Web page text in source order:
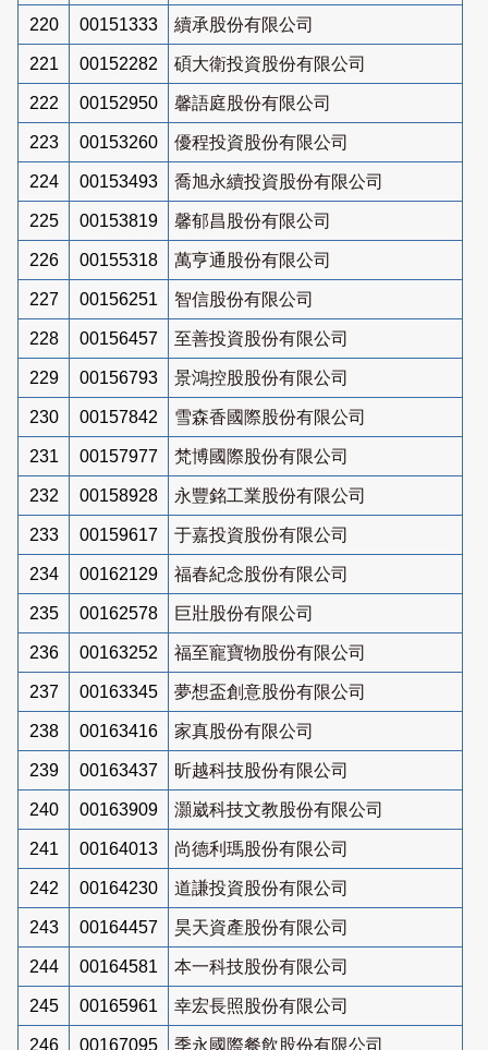
220 00151333 續承股份有限公司
221 00152282 碩大衛投資股份有限公司
222 00152950 馨語庭股份有限公司
223 00153260 優程投資股份有限公司
224 00153493 喬旭永續投資股份有限公司
225 00153819 馨郁昌股份有限公司
226 00155318 萬亨通股份有限公司
227 00156251 智信股份有限公司
228 00156457 至善投資股份有限公司
229 00156793 景鴻控股股份有限公司
230 00157842 雪森香國際股份有限公司
231 00157977 梵博國際股份有限公司
232 00158928 永豐銘工業股份有限公司
233 00159617 于嘉投資股份有限公司
234 00162129 福春紀念股份有限公司
235 00162578 巨壯股份有限公司
236 00163252 福至寵寶物股份有限公司
237 00163345 夢想盃創意股份有限公司
238 00163416 家真股份有限公司
239 00163437 昕越科技股份有限公司
240 00163909 灝崴科技文教股份有限公司
241 00164013 尚德利瑪股份有限公司
242 00164230 道謙投資股份有限公司
243 00164457 昊天資產股份有限公司
244 00164581 本一科技股份有限公司
245 00165961 幸宏長照股份有限公司
246 00167095 季永國際餐飲股份有限公司